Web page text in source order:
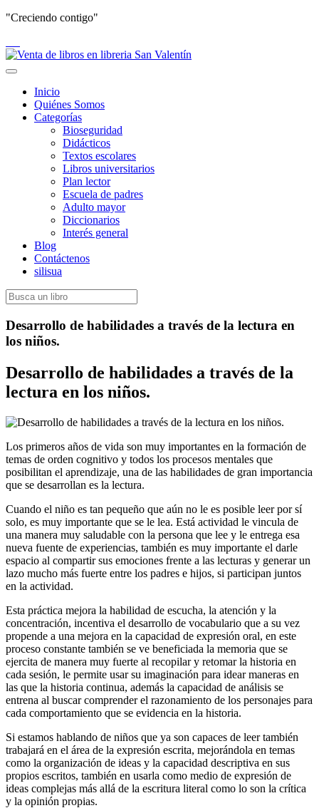
"Creciendo contigo"
Toggle
navigation
Inicio
Quiénes Somos
Categorías
Bioseguridad
Didácticos
Textos escolares
Libros universitarios
Plan lector
Escuela de padres
Adulto mayor
Diccionarios
Interés general
Blog
Contáctenos
silisua
Desarrollo de habilidades a través de la lectura en
los niños.
Desarrollo de habilidades a través de la
lectura en los niños.
Los primeros años de vida son muy importantes en la formación de
temas de orden cognitivo y todos los procesos mentales que
posibilitan el aprendizaje, una de las habilidades de gran importancia
que se desarrollan es la lectura.
Cuando el niño es tan pequeño que aún no le es posible leer por sí
solo, es muy importante que se le lea. Está actividad le vincula de
una manera muy saludable con la persona que lee y le entrega esa
nueva fuente de experiencias, también es muy importante el darle
espacio al compartir sus emociones frente a las lecturas y generar un
lazo mucho más fuerte entre los padres e hijos, si participan juntos
en la actividad.
Esta práctica mejora la habilidad de escucha, la atención y la
concentración, incentiva el desarrollo de vocabulario que a su vez
propende a una mejora en la capacidad de expresión oral, en este
proceso constante también se ve beneficiada la memoria que se
ejercita de manera muy fuerte al recopilar y retomar la historia en
cada sesión, le permite usar su imaginación para idear maneras en
las que la historia continua, además la capacidad de análisis se
entrena al buscar comprender el razonamiento de los personajes para
cada comportamiento que se evidencia en la historia.
Si estamos hablando de niños que ya son capaces de leer también
trabajará en el área de la expresión escrita, mejorándola en temas
como la organización de ideas y la capacidad descriptiva en sus
propios escritos, también en usarla como medio de expresión de
ideas complejas más allá de la escritura literal como lo son la crítica
y la opinión propias.